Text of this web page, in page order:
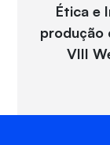
Ética e
produção
VIII